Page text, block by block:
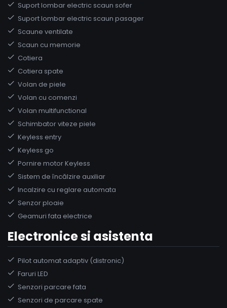
Suport lombar electric scaun sofer
Suport lombar electric scaun pasager
Scaune ventilate
Scaun cu memorie
Cotiera
Cotiera spate
Volan de piele
Volan cu comenzi
Volan multifunctional
Schimbator viteze piele
Keyless entry
Keyless go
Pornire motor Keyless
Sistem de încălzire auxiliar
Incalzire cu reglare automata
Senzor ploaie
Geamuri fata electrice
Electronice si asistenta
Pilot automat adaptiv (distronic)
Faruri LED
Senzori parcare fata
Senzori de parcare spate